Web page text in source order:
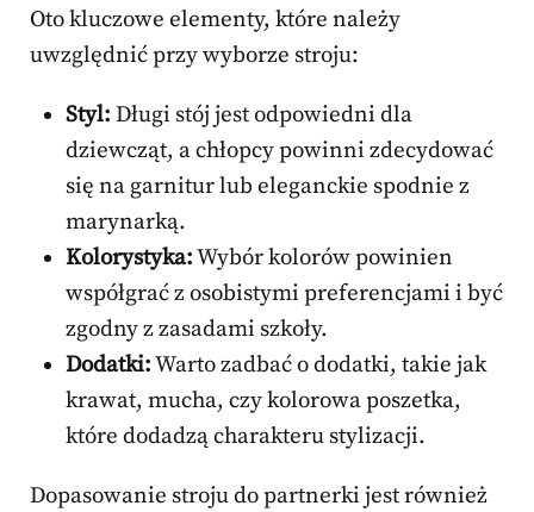
Oto kluczowe elementy, które należy
uwzględnić przy wyborze stroju:
Styl: Długi stój jest odpowiedni dla
dziewcząt, a chłopcy powinni zdecydować
się na garnitur lub eleganckie spodnie z
marynarką.
Kolorystyka:Wybór kolorów powinien
współgrać z osobistymi preferencjami i być
zgodny z zasadami szkoły.
Dodatki:Warto zadbać o dodatki, takie jak
krawat, mucha, czy kolorowa poszetka,
które dodadzą charakteru stylizacji.
Dopasowanie stroju do partnerki jest również